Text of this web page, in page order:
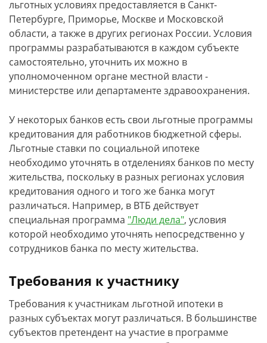
льготных условиях предоставляется в Санкт-
Петербурге, Приморье, Москве и Московской
области, а также в других регионах России. Условия
программы разрабатываются в каждом субъекте
самостоятельно, уточнить их можно в
уполномоченном органе местной власти -
министерстве или департаменте здравоохранения.
У некоторых банков есть свои льготные программы
кредитования для работников бюджетной сферы.
Льготные ставки по социальной ипотеке
необходимо уточнять в отделениях банков по месту
жительства, поскольку в разных регионах условия
кредитования одного и того же банка могут
различаться. Например, в ВТБ действует
специальная программа "Люди дела", условия
которой необходимо уточнять непосредственно у
сотрудников банка по месту жительства.
Требования к участнику
Требования к участникам льготной ипотеки в
разных субъектах могут различаться. В большинстве
субъектов претендент на участие в программе